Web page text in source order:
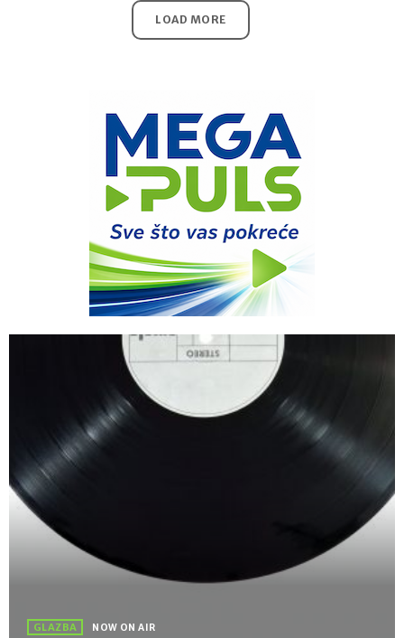
LOAD MORE
GLAZBA NOW ON AIR